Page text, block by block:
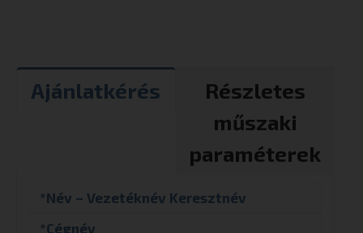
Ajánlatkérés
Részletes
műszaki
paraméterek